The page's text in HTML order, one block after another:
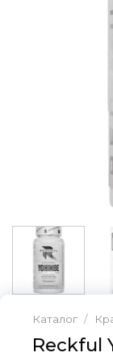
Каталог /
Reckful